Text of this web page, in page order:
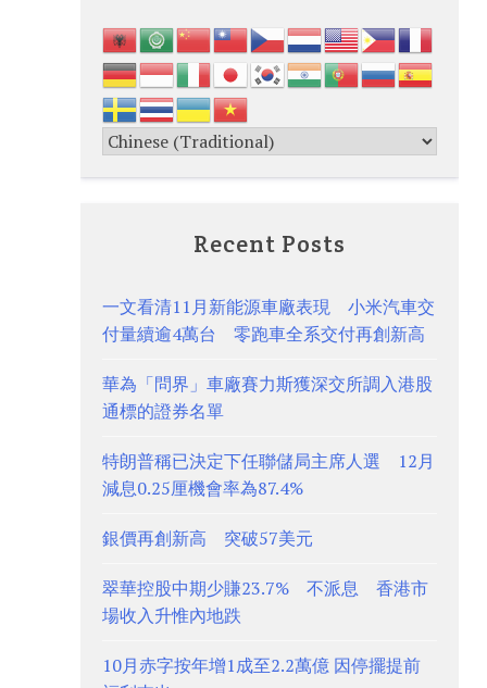
Recent Posts
一文看清11月新能源車廠表現 小米汽車交
付量續逾4萬台 零跑車全系交付再創新高
華為「問界」車廠賽力斯獲深交所調入港股
通標的證券名單
特朗普稱已決定下任聯儲局主席人選 12月
減息0.25厘機會率為87.4%
銀價再創新高 突破57美元
翠華控股中期少賺23.7% 不派息 香港市
場收入升惟內地跌
10月赤字按年增1成至2.2萬億 因停擺提前